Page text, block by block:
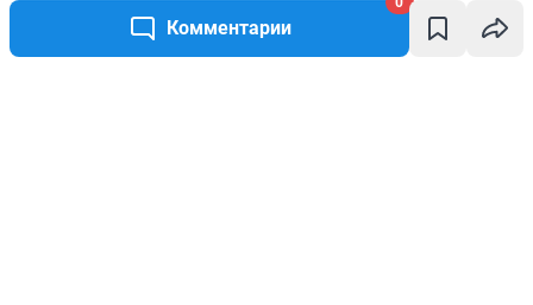
Комментарии